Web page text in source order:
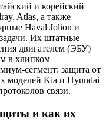
и корейский
Atlas, а также
Haval Jolion и
Их штатные
двигателем (ЭБУ)
в хлипком
сегмент: защита от
моделей Kia и Hyundai
связи.
и как их